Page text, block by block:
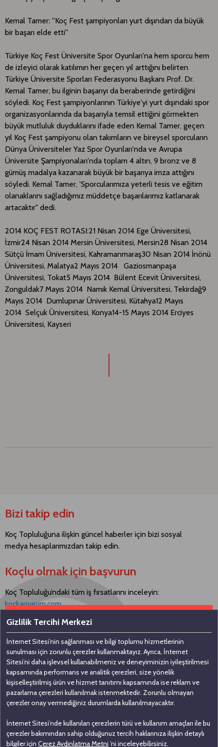
Kemal Tamer: ''Koç Fest şampiyonları yurt dışından da büyük
bir başarı elde etti''
Türkiye Koç Fest Üniversite Spor Oyunları'na hem sporcu hem
de izleyici olarak katılımın her geçen yıl arttığını belirten
Türkiye Üniversite Sporları Federasyonu Başkanı Prof. Dr.
Kemal Tamer, bu ilginin başarıyı da beraberinde getirdiğini
söyledi. Koç Fest şampiyonlarının Türkiye'yi yurt dışındaki spor
organizasyonlarında da başarıyla temsil ettiğini görmekten
büyük mutluluk duyduklarını ifade eden Kemal Tamer, geçen
yıl Koç Fest şampiyonu olan takımların ve bireysel sporcuların
Dünya Üniversiteler Yaz Spor Oyunları'nda ve Avrupa
Üniversite Şampiyonaları'nda toplam 4 altın, 9 bronz ve 8
gümüş madalya kazanarak büyük bir başarıya imza attığını
söyledi. Kemal Tamer, 'Sporcularımıza yeterli tesis ve eğitim
olanaklarını sağladığımız müddetçe başarılarımız katlanarak
artacaktır" dedi.​
2014 KOÇ FEST ROTASI:21 Nisan 2014 Ege Üniversitesi,
İzmir24 Nisan 2014 Mersin Üniversitesi, Mersin28 Nisan 2014
Sütçü İmam Üniversitesi, Kahramanmaraş30 Nisan 2014 İnönü
Üniversitesi, Malatya2 Mayıs 2014 Gaziosmanpaşa
Üniversitesi, Tokat5 Mayıs 2014 Bülent Ecevit Üniversitesi,
Zonguldak7 Mayıs 2014 Namık Kemal Üniversitesi, Tekirdağ9
Mayıs 2014 Dumlupınar Üniversitesi, Kütahya12 Mayıs
2014 Selçuk Üniversitesi, Konya14-15 Mayıs 2014 Erciyes
Üniversitesi, Kayseri
Bizi takip edin
Koç Topluluğuna ilişkin güncel haberler için bizi sosyal
medya hesaplarımızdan takip edin.
Koçlu olmak için başvurun
Koç Topluluğu’ndaki tüm iş fırsatlarını inceleyin:
kockariyerim.com
Bizimle iletişime geçin
Koç Holding A.Ş
Nakkaştepe, Azizbey Sokak, No: 1,
Kuzguncuk 34674, İstanbul
0 (216) 531 00 00
0 (216) 531 00 99
Gizlilik Tercihi Merkezi
İnternet Sitesi’nin sağlanması ve bilgi toplumu hizmetlerinin
sunulması için zorunlu çerezler kullanmaktayız. Ayrıca, İnternet
Sitesi’ni daha işlevsel kullanabilmeniz ve deneyiminizin iyileştirilmesi
kapsamında performans ve analitik çerezleri, size yönelik
kişiselleştirilmiş ürün ve hizmet tanıtımı kapsamında ise reklam ve
pazarlama çerezleri kullanılmak istenmektedir. Zorunlu olmayan
çerezler onay vermediğiniz durumlarda kullanılmayacaktır.
İnternet Sitesi’nde kullanılan çerezlerin türü ve kullanım amaçları ile bu
çerezler bakımından sahip olduğunuz tercih haklarınıza ilişkin detaylı
bilgiler için Çerez Aydınlatma Metni ’ni inceleyebilirsiniz.